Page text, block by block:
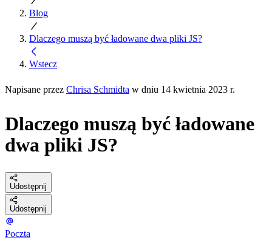
Blog
Dlaczego muszą być ładowane dwa pliki JS?
Wstecz
Napisane przez Chrisa Schmidta w dniu 14 kwietnia 2023 r.
Dlaczego muszą być ładowane
dwa pliki JS?
Udostępnij
Udostępnij
Poczta